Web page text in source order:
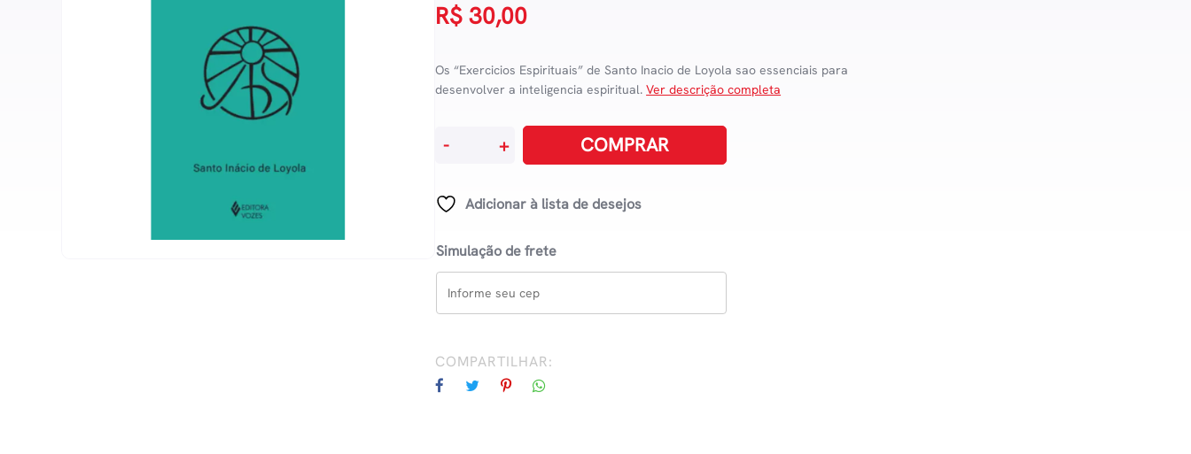
R$ 30,00
Os “Exercicios Espirituais” de Santo Inacio de Loyola sao essenciais para
desenvolver a inteligencia espiritual.Ver descrição completa
- + COMPRAR
Adicionar à lista de desejos
Simulação de frete
COMPARTILHAR: